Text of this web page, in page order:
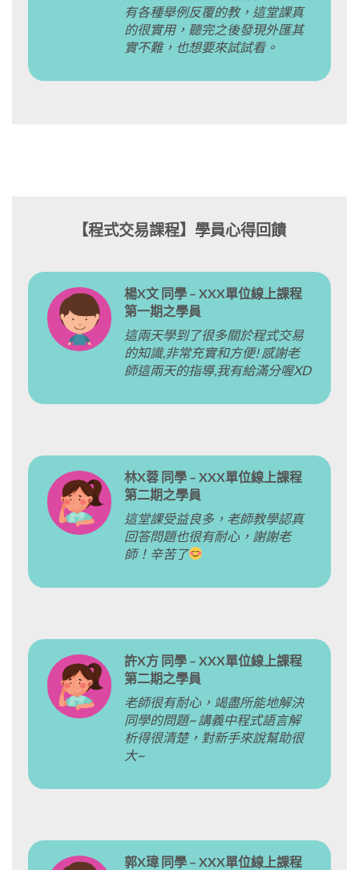
有各種舉例反覆的教，這堂課真
的很實用，聽完之後發現外匯其
實不難，也想要來試試看。
【程式交易課程】學員心得回饋
楊X文 同學 – XXX單位線上課程
第一期之學員
這兩天學到了很多關於程式交易
的知識,非常充實和方便! 感謝老
師這兩天的指導,我有給滿分喔XD
林X蓉 同學 – XXX單位線上課程
第二期之學員
這堂課受益良多，老師教學認真
回答問題也很有耐心，謝謝老
師！辛苦了
許X方 同學 – XXX單位線上課程
第二期之學員
老師很有耐心，竭盡所能地解決
同學的問題~ 講義中程式語言解
析得很清楚，對新手來說幫助很
大~
郭X瑋 同學 – XXX單位線上課程